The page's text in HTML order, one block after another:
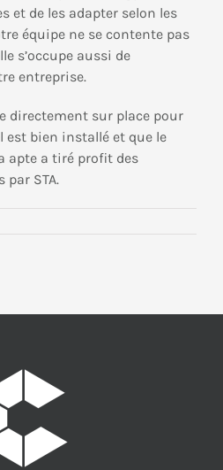
et de les adapter selon les
équipe ne se contente pas
s’occupe aussi de
entreprise.
directement sur place pour
est bien installé et que le
apte a tiré profit des
STA.